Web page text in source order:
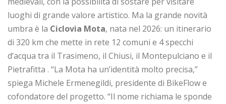
luoghi di grande valore artistico. Ma la grande novità
umbra è la Ciclovia Mota, nata nel 2026: un itinerario
di 320 km che mette in rete 12 comuni e 4 specchi
d’acqua tra il Trasimeno, il Chiusi, il Montepulciano e il
Pietrafitta . “La Mota ha un’identità molto precisa,”
spiega Michele Ermenegildi, presidente di BikeFlow e
cofondatore del progetto. “Il nome richiama le sponde